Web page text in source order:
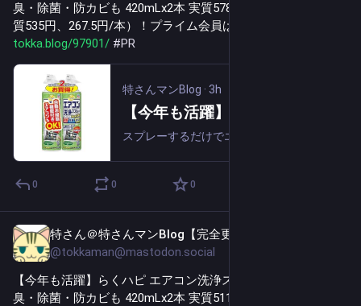
臭・除菌・防カビも 420mLx2本 実質578円（289円/本）（実
質535円、267.5円/本）！プライム会員は送料無料！
tokka.blog/97901/ #PR
特さんマンBlog · 3h
0 0 0
特さん＠特さんマンBlog【完全更新通知用】
@tokkaman@mastodon.social
【今年も活躍】らくハピ エアコン洗浄スプレー Nextplus 消
臭・除菌・防カビも 420mLx2本 実質511円（255.5円/本）